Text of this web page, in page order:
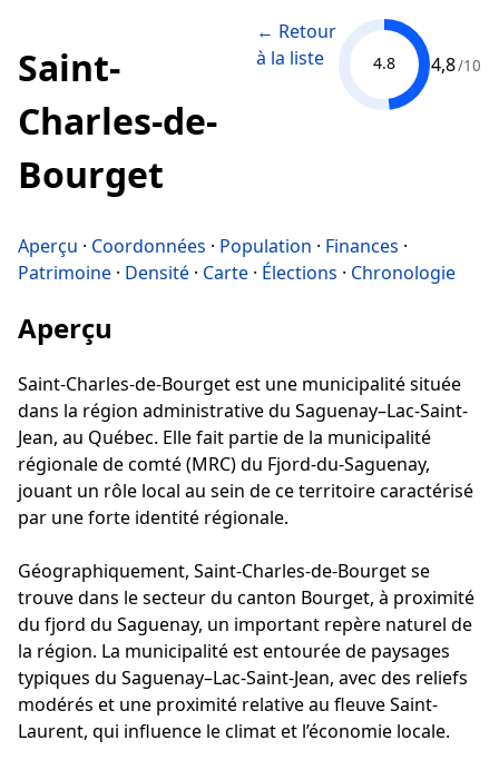
Saint-
Charles-de-
Bourget
← Retour
à la liste
4.8 4,8/10
Aperçu · Coordonnées · Population · Finances ·
Patrimoine · Densité · Carte · Élections · Chronologie
Aperçu
Saint-Charles-de-Bourget est une municipalité située
dans la région administrative du Saguenay–Lac-Saint-
Jean, au Québec. Elle fait partie de la municipalité
régionale de comté (MRC) du Fjord-du-Saguenay,
jouant un rôle local au sein de ce territoire caractérisé
par une forte identité régionale.
Géographiquement, Saint-Charles-de-Bourget se
trouve dans le secteur du canton Bourget, à proximité
du fjord du Saguenay, un important repère naturel de
la région. La municipalité est entourée de paysages
typiques du Saguenay–Lac-Saint-Jean, avec des reliefs
modérés et une proximité relative au fleuve Saint-
Laurent, qui influence le climat et l’économie locale.